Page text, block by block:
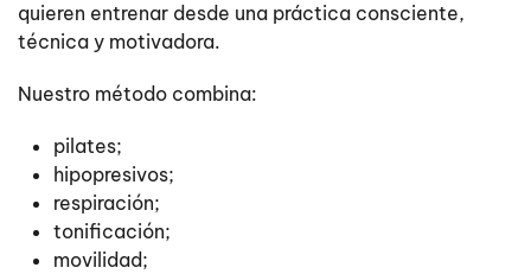
quieren entrenar desde una práctica consciente,
técnica y motivadora.
Nuestro método combina:
pilates;
hipopresivos;
respiración;
tonificación;
movilidad;